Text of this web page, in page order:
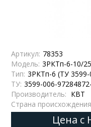
Артикул: 78353
Модель: 3РКТп-6-10/25
Тип: 3РКТп-6 (ТУ 3599-
ТУ: 3599-006-
Производитель: КВТ
Страна
Цена с